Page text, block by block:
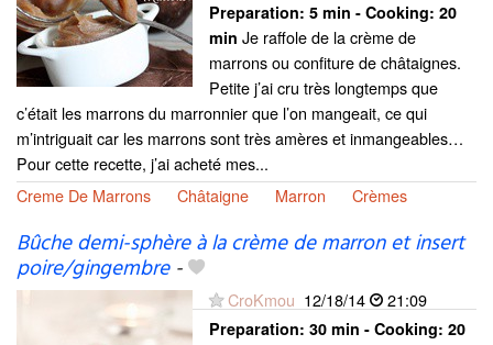
Preparation: 5 min - Cooking: 20
min Je raffole de la crème de
marrons ou confiture de châtaignes.
Petite j’ai cru très longtemps que
c’était les marrons du marronnier que l’on mangeait, ce qui
m’intriguait car les marrons sont très amères et inmangeables…
Pour cette recette, j’ai acheté mes...
Creme De Marrons
Châtaigne Marron Crèmes
Bûche demi-sphère à la crème de marron et insert
poire/gingembre-
CroKmou 12/18/14 21:09
Preparation: 30 min - Cooking: 20